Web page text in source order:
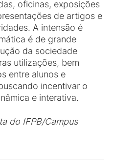
oficinas, exposições
de artigos e
A intensão é
é de grande
da sociedade
utilizações, bem
entre alunos e
incentivar o
e interativa.
do IFPB/Campus